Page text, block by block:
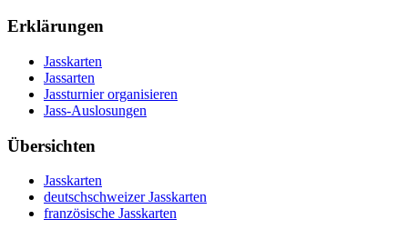
Erklärungen
Jasskarten
Jassarten
Jassturnier organisieren
Jass-Auslosungen
Übersichten
Jasskarten
deutschschweizer Jasskarten
französische Jasskarten